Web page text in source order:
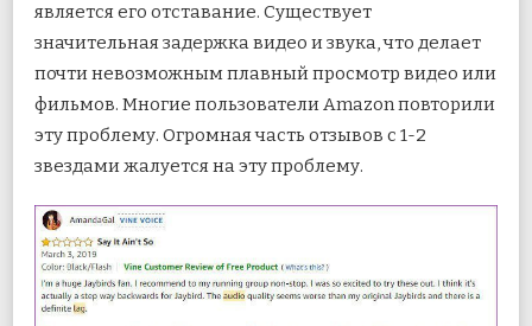
является его отставание. Существует
значительная задержка видео и звука, что делает
почти невозможным плавный просмотр видео или
фильмов. Многие пользователи Amazon повторили
эту проблему. Огромная часть отзывов с 1-2
звездами жалуется на эту проблему.